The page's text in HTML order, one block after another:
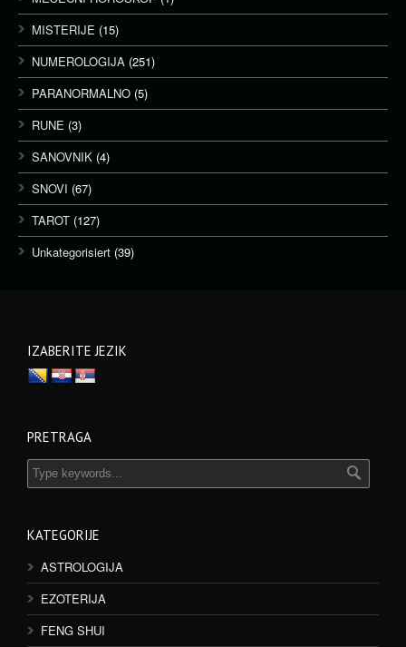
MISTERIJE (15)
NUMEROLOGIJA (251)
PARANORMALNO (5)
RUNE (3)
SANOVNIK (4)
SNOVI (67)
TAROT (127)
Unkategorisiert (39)
IZABERITE JEZIK
PRETRAGA
KATEGORIJE
ASTROLOGIJA
EZOTERIJA
FENG SHUI